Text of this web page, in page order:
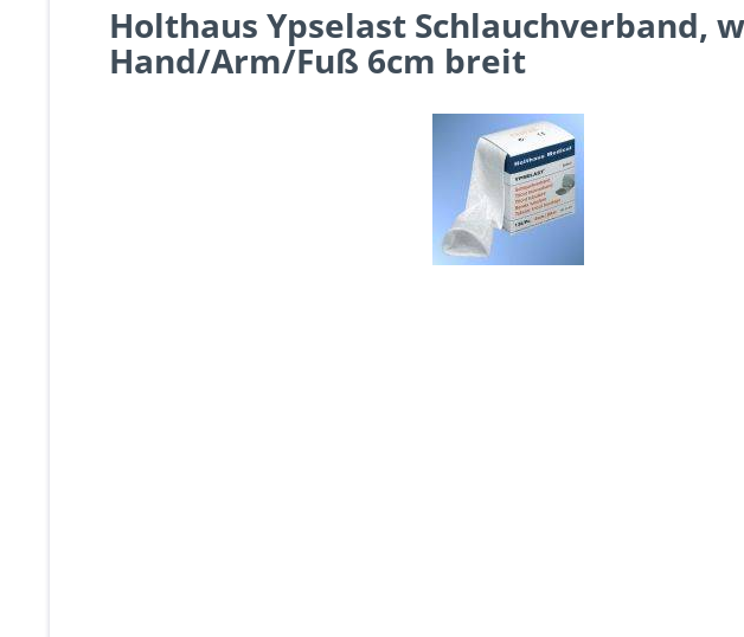
Holthaus Ypselast Schlauchverband,
Hand/Arm/Fuß 6cm breit